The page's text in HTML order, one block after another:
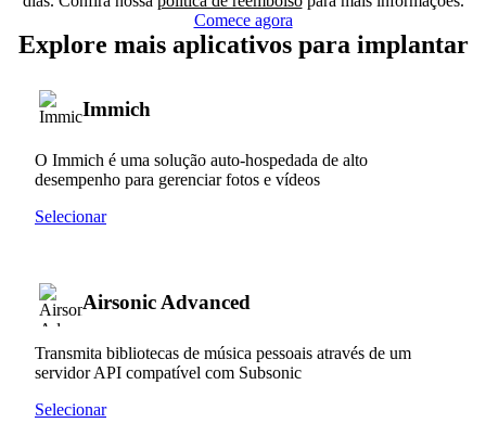
Comece agora
Explore mais aplicativos para implantar
Immich
O Immich é uma solução auto-hospedada de alto
desempenho para gerenciar fotos e vídeos
Selecionar
Airsonic Advanced
Transmita bibliotecas de música pessoais através de um
servidor API compatível com Subsonic
Selecionar